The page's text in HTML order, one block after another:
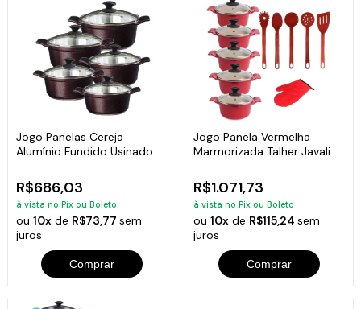
Jogo Panelas Cereja
Alumínio Fundido Usinado
R$686,03
à vista no Pix ou Boleto
ou10x de R$73,77sem
juros
Comprar
Jogo Panela Vermelha
Marmorizada Talher Javali
R$1.071,73
à vista no Pix ou Boleto
ou 10xde R$115,24 sem
juros
Comprar